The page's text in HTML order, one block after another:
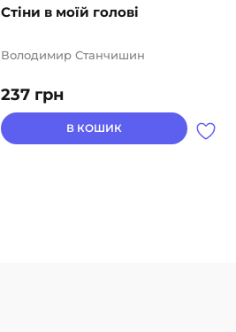
Стіни в моїй голові
237 грн
Володимир Станчишин
В КОШИК